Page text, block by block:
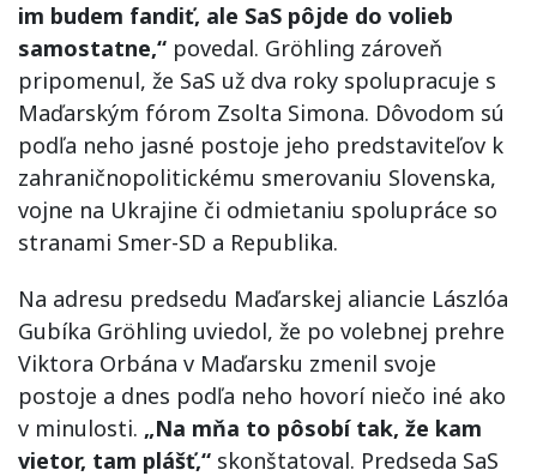
im budem fandiť, ale SaS pôjde do volieb
samostatne,“ povedal. Gröhling zároveň
pripomenul, že SaS už dva roky spolupracuje s
Maďarským fórom Zsolta Simona. Dôvodom sú
podľa neho jasné postoje jeho predstaviteľov k
zahraničnopolitickému smerovaniu Slovenska,
vojne na Ukrajine či odmietaniu spolupráce so
stranami Smer-SD a Republika.
Na adresu predsedu Maďarskej aliancie Lászlóa
Gubíka Gröhling uviedol, že po volebnej prehre
Viktora Orbána v Maďarsku zmenil svoje
postoje a dnes podľa neho hovorí niečo iné ako
v minulosti. „Na mňa to pôsobí tak, že kam
vietor, tam plášť,“ skonštatoval. Predseda SaS